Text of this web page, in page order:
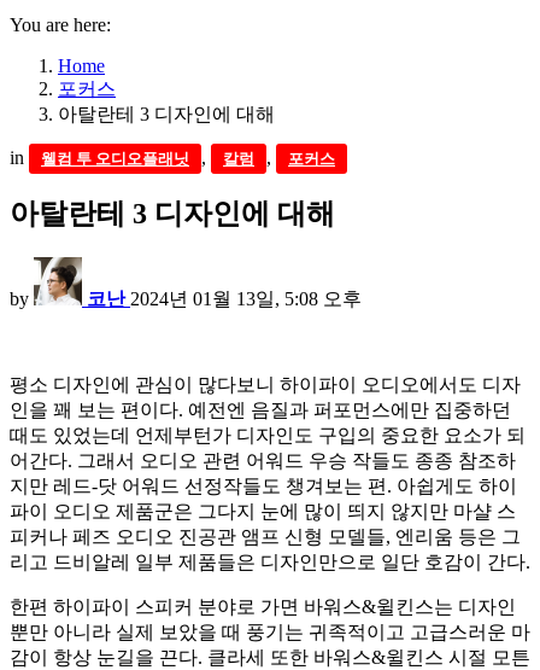
You are here:
Home
포커스
아탈란테 3 디자인에 대해
in 웰컴 투 오디오플래닛 , 칼럼 , 포커스
아탈란테 3 디자인에 대해
by 코난 2024년 01월 13일, 5:08 오후
평소 디자인에 관심이 많다보니 하이파이 오디오에서도 디자
인을 꽤 보는 편이다. 예전엔 음질과 퍼포먼스에만 집중하던
때도 있었는데 언제부턴가 디자인도 구입의 중요한 요소가 되
어간다. 그래서 오디오 관련 어워드 우승 작들도 종종 참조하
지만 레드-닷 어워드 선정작들도 챙겨보는 편. 아쉽게도 하이
파이 오디오 제품군은 그다지 눈에 많이 띄지 않지만 마샬 스
피커나 페즈 오디오 진공관 앰프 신형 모델들, 엔리움 등은 그
리고 드비알레 일부 제품들은 디자인만으로 일단 호감이 간다.
한편 하이파이 스피커 분야로 가면 바워스&윌킨스는 디자인
뿐만 아니라 실제 보았을 때 풍기는 귀족적이고 고급스러운 마
감이 항상 눈길을 끈다. 클라세 또한 바워스&윌킨스 시절 모튼